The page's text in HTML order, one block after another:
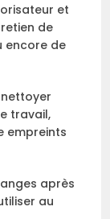
et
de
encore de
travail,
empreints
après
au